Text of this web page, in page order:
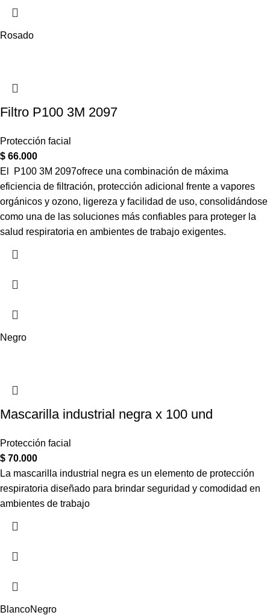
Rosado
Filtro P100 3M 2097
Protección facial
$ 66.000
El P100 3M 2097ofrece una combinación de máxima
eficiencia de filtración, protección adicional frente a vapores
orgánicos y ozono, ligereza y facilidad de uso, consolidándose
como una de las soluciones más confiables para proteger la
salud respiratoria en ambientes de trabajo exigentes.
Negro
Mascarilla industrial negra x 100 und
Protección facial
$ 70.000
La mascarilla industrial negra es un elemento de protección
respiratoria diseñado para brindar seguridad y comodidad en
ambientes de trabajo
BlancoNegro